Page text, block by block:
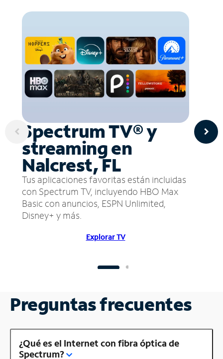
Spectrum TV® y
streaming en
Nalcrest, FL
Tus aplicaciones favoritas están incluidas
con Spectrum TV, incluyendo HBO Max
Basic con anuncios, ESPN Unlimited,
Disney+ y más.
Explorar TV
Preguntas frecuentes
¿Qué es el Internet con fibra óptica de
Spectrum?